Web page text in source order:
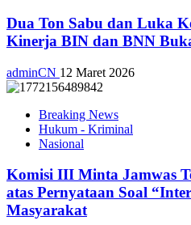
Dua Ton Sabu dan Luka
Kinerja BIN dan BNN
adminCN 12 Maret 2026
Breaking News
Hukum - Kriminal
Nasional
Komisi III Minta Jamwas
atas Pernyataan Soal
Masyarakat